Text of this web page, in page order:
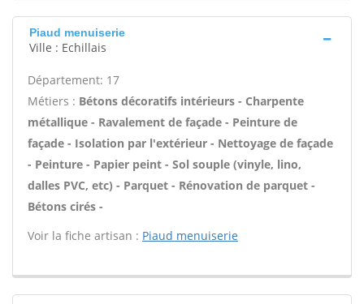
Piaud menuiserie
Ville : Echillais
Département: 17
Métiers : Bétons décoratifs intérieurs - Charpente
métallique - Ravalement de façade - Peinture de
façade - Isolation par l'extérieur - Nettoyage de façade
- Peinture - Papier peint - Sol souple (vinyle, lino,
dalles PVC, etc) - Parquet - Rénovation de parquet -
Bétons cirés -
Voir la fiche artisan : Piaud menuiserie